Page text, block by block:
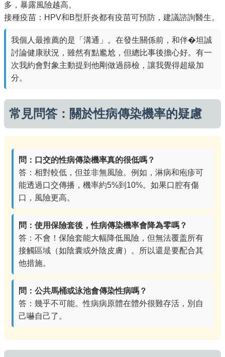
多，暴露風險越高。
接種疫苗：HPV和B型肝炎都有疫苗可預防，建議諮詢醫生。
我個人最推薦的是「溝通」。在發生關係前，和伴�坦誠
討論健康狀況，雖然有點尷尬，但總比事後擔心好。有一
次我約會對象主動提到他剛做過篩檢，讓我覺得超級加
分。
常見問答：關於性病傳染機率的疑慮
問：口交的性病傳染機率真的很低嗎？
答：相對較低，但並非無風險。例如，淋病和疱疹可
能透過口交傳播，機率約5%到10%。如果口腔有傷
口，風險更高。
問：使用保險套後，性病傳染機率會降為零嗎？
答：不會！保險套能大幅降低風險，但無法覆盖所有
接觸區域（如陰囊或外陰皮膚）。所以還是要配合其
他措施。
問：公共馬桶或泳池會傳染性病嗎？
答：幾乎不可能。性病病原體在體外很難存活，別自
己嚇自己了。